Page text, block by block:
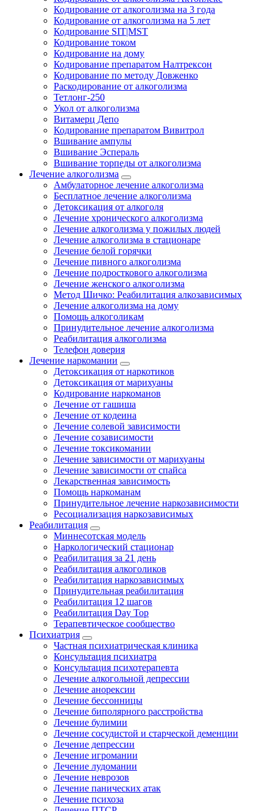
Кодирование от алкоголизма на 3 года
Кодирование от алкоголизма на 5 лет
Кодирование SIT|MST
Кодирование током
Кодирование на дому
Кодирование препаратом Налтрексон
Кодирование по методу Довженко
Раскодирование от алкоголизма
Тетлонг-250
Укол от алкоголизма
Витамерц Депо
Кодирование препаратом Вивитрол
Вшивание ампулы
Вшивание Эспераль
Вшивание торпеды от алкоголизма
Лечение алкоголизма
Амбулаторное лечение алкоголизма
Бесплатное лечение алкоголизма
Детоксикация от алкоголя
Лечение хронического алкоголизма
Лечение алкоголизма у пожилых людей
Лечение алкоголизма в стационаре
Лечение белой горячки
Лечение пивного алкоголизма
Лечение подросткового алкоголизма
Лечение женского алкоголизма
Метод Шичко: Реабилитация алкозависимых
Лечение алкоголизма на дому
Помощь алкоголикам
Принудительное лечение алкоголизма
Реабилитация алкоголизма
Телефон доверия
Лечение наркомании
Детоксикация от наркотиков
Детоксикация от марихуаны
Кодирование наркоманов
Лечение от гашиша
Лечение от кодеина
Лечение солевой зависимости
Лечение созависимости
Лечение токсикомании
Лечение зависимости от марихуаны
Лечение зависимости от спайса
Лекарственная зависимость
Помощь наркоманам
Принудительное лечение наркозависимости
Ресоциализация наркозависимых
Реабилитация
Миннесотская модель
Наркологический стационар
Реабилитация за 21 день
Реабилитация алкоголиков
Реабилитация наркозависимых
Принудительная реабилитация
Реабилитация 12 шагов
Реабилитация Day Top
Терапевтическое сообщество
Психиатрия
Частная психиатрическая клиника
Консультация психиатра
Консультация психотерапевта
Лечение алкогольной депрессии
Лечение анорексии
Лечение бессонницы
Лечение биполярного расстройства
Лечение булимии
Лечение сосудистой и старческой деменции
Лечение депрессии
Лечение игромании
Лечение лудомании
Лечение неврозов
Лечение панических атак
Лечение психоза